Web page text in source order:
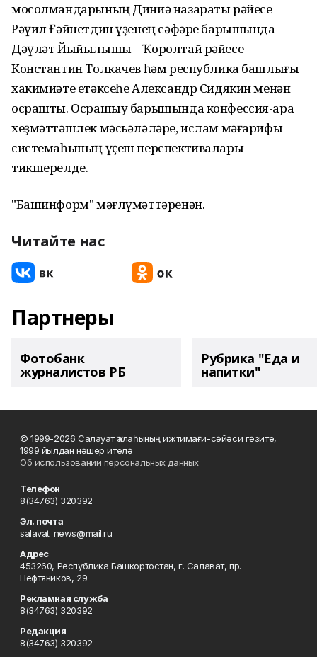
мосолмандарының Диниә назараты рәйесе
Рәүил Ғәйнетдин үҙенең сәфәре барышында
Дәүләт Йыйылышы – Ҡоролтай рәйесе
Константин Толкачев һәм республика башлығы
хакимиәте етәксеһе Александр Сидякин менән
осрашты. Осрашыу барышында конфессия-ара
хеҙмәттәшлек мәсьәләләре, ислам мәғарифы
системаһының үҫеш перспективалары
тикшерелде.
"Башинформ" мәғлүмәттәренән.
Читайте нас
Партнеры
Фотобанк
журналистов РБ
Рубрика "Еда и
напитки"
© 1999-2026 Салауат ҡалаһының ижтимағи-сәйәси гәзите,
1999 йылдан нәшер ителә
Об использовании персональных данных
Телефон
8(34763) 320392
Эл. почта
salavat_news@mail.ru
Адрес
453260, Республика Башкортостан, г. Салават, пр.
Нефтяников, 29
Рекламная служба
8(34763) 320392
Редакция
8(34763) 320392